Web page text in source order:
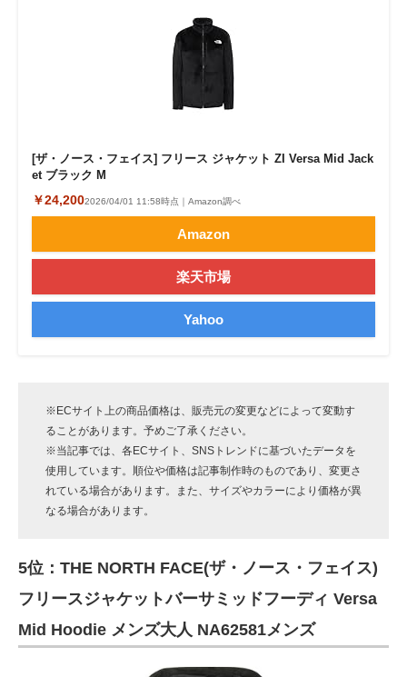
[ザ・ノース・フェイス] フリース ジャケット ZI Versa Mid Jack
et ブラック M
￥24,2002026/04/01 11:58時点｜Amazon調べ
Amazon
楽天市場
Yahoo
※ECサイト上の商品価格は、販売元の変更などによって変動す
ることがあります。予めご了承ください。
※当記事では、各ECサイト、SNSトレンドに基づいたデータを
使用しています。順位や価格は記事制作時のものであり、変更さ
れている場合があります。また、サイズやカラーにより価格が異
なる場合があります。
5位：THE NORTH FACE(ザ・ノース・フェイス)
フリースジャケットバーサミッドフーディ Versa
Mid Hoodie メンズ大人 NA62581メンズ